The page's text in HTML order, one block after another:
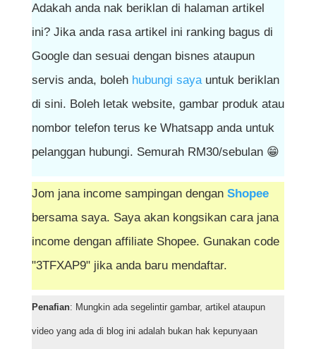
Adakah anda nak beriklan di halaman artikel
ini? Jika anda rasa artikel ini ranking bagus di
Google dan sesuai dengan bisnes ataupun
servis anda, boleh hubungi sayauntuk beriklan
di sini. Boleh letak website, gambar produk atau
nombor telefon terus ke Whatsapp anda untuk
pelanggan hubungi. Semurah RM30/sebulan 😁
Jom jana income sampingan dengan Shopee
bersama saya. Saya akan kongsikan cara jana
income dengan affiliate Shopee. Gunakan code
"3TFXAP9" jika anda baru mendaftar.
Penafian: Mungkin ada segelintir gambar, artikel ataupun
video yang ada di blog ini adalah bukan hak kepunyaan